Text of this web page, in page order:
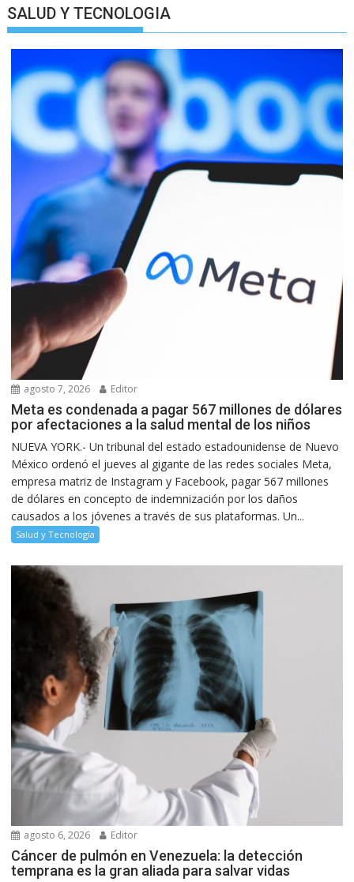
SALUD Y TECNOLOGIA
agosto 7, 2026 Editor
Meta es condenada a pagar 567 millones de dólares
por afectaciones a la salud mental de los niños
NUEVA YORK.- Un tribunal del estado estadounidense de Nuevo
México ordenó el jueves al gigante de las redes sociales Meta,
empresa matriz de Instagram y Facebook, pagar 567 millones
de dólares en concepto de indemnización por los daños
causados a los jóvenes a través de sus plataformas. Un...
Salud y Tecnología
agosto 6, 2026 Editor
Cáncer de pulmón en Venezuela: la detección
temprana es la gran aliada para salvar vidas